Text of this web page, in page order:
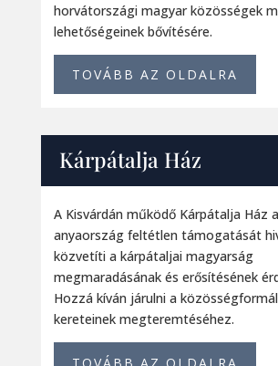
horvátországi magyar közösségek
lehetőségeinek bővítésére.
TOVÁBB AZ OLDALRA
Kárpátalja Ház
A Kisvárdán működő Kárpátalja Ház
anyaország feltétlen támogatását
közvetíti a kárpátaljai magyarság
megmaradásának és erősítésének
Hozzá kíván járulni a
kereteinek megteremtéséhez.
TOVÁBB AZ OLDALRA